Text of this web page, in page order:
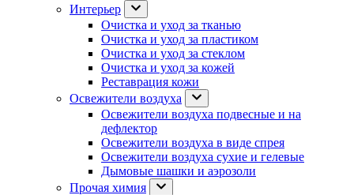
Интерьер
Очистка и уход за тканью
Очистка и уход за пластиком
Очистка и уход за стеклом
Очистка и уход за кожей
Реставрация кожи
Освежители воздуха
Освежители воздуха подвесные и на
дефлектор
Освежители воздуха в виде спрея
Освежители воздуха сухие и гелевые
Дымовые шашки и аэрозоли
Прочая химия